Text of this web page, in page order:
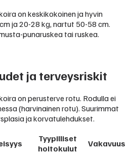
on keskikokoinen ja hyvin
ja 20-28 kg, nartut 50-58 cm.
punaruskea tai ruskea.
ja terveysriskit
on perusterve rotu. Rodulla ei
(harvinainen rotu). Suurimmat
ja korvatulehdukset.
Tyypilliset
hoitokulut
Vakavuus